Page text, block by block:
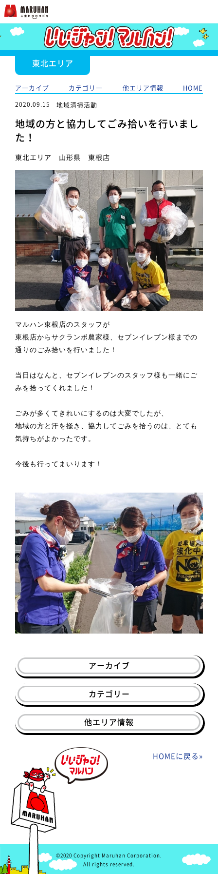
東北エリア
アーカイブ カテゴリー 他エリア情報 HOME
2020.09.15 地域清掃活動
地域の方と協力してごみ拾いを行いまし
た！
東北エリア 山形県 東根店
マルハン東根店のスタッフが
東根店からサクランボ農家様、セブンイレブン様までの
通りのごみ拾いを行いました！
当日はなんと、セブンイレブンのスタッフ様も一緒にご
みを拾ってくれました！
ごみが多くてきれいにするのは大変でしたが、
地域の方と汗を掻き、協力してごみを拾うのは、とても
気持ちがよかったです。
今後も行ってまいります！
アーカイブ
カテゴリー
他エリア情報
HOMEに戻る»
©2020 Copyright Maruhan Corporation.
All rights reserved.